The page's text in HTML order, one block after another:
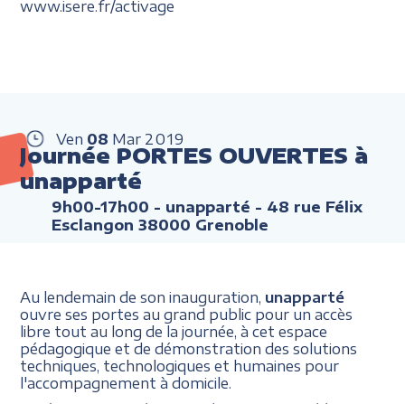
www.isere.fr/activage
Ven 08 Mar 2019
Journée PORTES OUVERTES à
unapparté
9h00-17h00 - unapparté - 48 rue Félix
Esclangon 38000 Grenoble
Au lendemain de son inauguration, unapparté
ouvre ses portes au grand public pour un accès
libre tout au long de la journée, à cet espace
pédagogique et de démonstration des solutions
techniques, technologiques et humaines pour
l'accompagnement à domicile.